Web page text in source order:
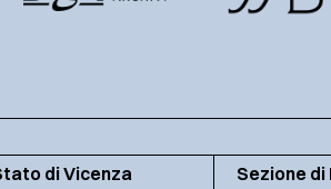
di Vicenza
Sezione di